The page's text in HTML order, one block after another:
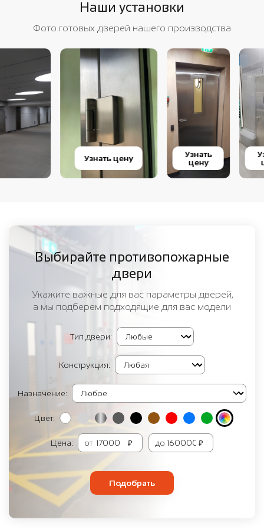
Наши установки
Фото готовых дверей нашего производства
Узнать
цену
Узнать
цену
Выбирайте противопожарные
двери
Укажите важные для вас параметры дверей,
а мы подберем подходящие для вас модели
Тип двери:
Конструкция:
Назначение:
Цвет:
Цена: от ₽ до ₽
Подобрать